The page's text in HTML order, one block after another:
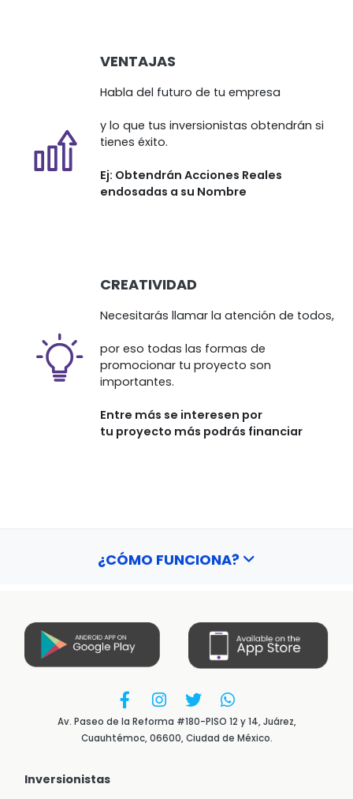
VENTAJAS
Habla del futuro de tu empresa
y lo que tus inversionistas obtendrán si
tienes éxito.
Ej: Obtendrán Acciones Reales
endosadas a su Nombre
CREATIVIDAD
Necesitarás llamar la atención de todos,
por eso todas las formas de
promocionar tu proyecto son
importantes.
Entre más se interesen por
tu proyecto más podrás financiar
¿CÓMO FUNCIONA?
Av. Paseo de la Reforma #180-PISO 12 y 14, Juárez,
Cuauhtémoc, 06600, Ciudad de México.
Inversionistas